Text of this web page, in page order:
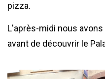
pizza.
L'après-midi nous
avant de découvrir le